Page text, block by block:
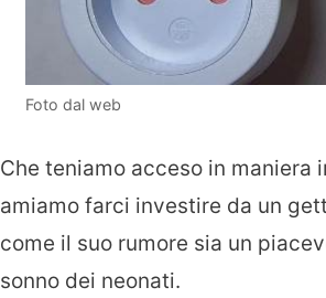
Foto dal web
Che teniamo acceso in
amiamo farci investire da un
come il suo rumore sia un
sonno dei neonati.